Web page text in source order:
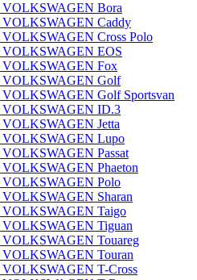
VOLKSWAGEN Bora
VOLKSWAGEN Caddy
VOLKSWAGEN Cross Polo
VOLKSWAGEN EOS
VOLKSWAGEN Fox
VOLKSWAGEN Golf
VOLKSWAGEN Golf Sportsvan
VOLKSWAGEN ID.3
VOLKSWAGEN Jetta
VOLKSWAGEN Lupo
VOLKSWAGEN Passat
VOLKSWAGEN Phaeton
VOLKSWAGEN Polo
VOLKSWAGEN Sharan
VOLKSWAGEN Taigo
VOLKSWAGEN Tiguan
VOLKSWAGEN Touareg
VOLKSWAGEN Touran
VOLKSWAGEN T-Cross